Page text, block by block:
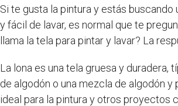
Si te gusta la pintura y estás buscando
y fácil de lavar, es normal que te
llama la tela para pintar y lavar? La
La lona es una tela gruesa y duradera,
de algodón o una mezcla de algodón y
ideal para la pintura y otros proyectos